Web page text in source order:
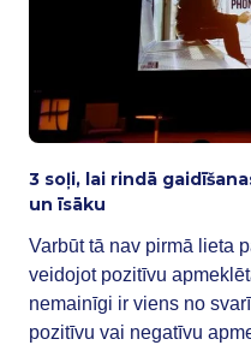
3 soļi, lai rindā
un īsāku
Varbūt tā nav pirmā lieta
veidojot pozitīvu
nemainīgi ir viens no
pozitīvu vai negatīvu